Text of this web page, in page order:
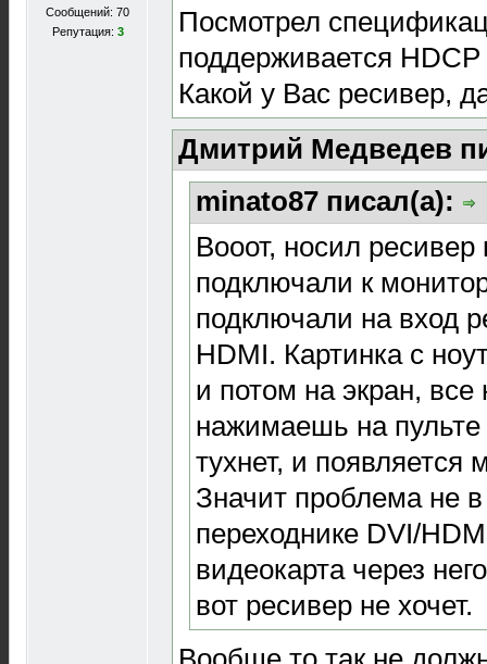
Сообщений: 70
Репутация: 3
Посмотрел
поддерживается HDCP
Какой у Вас ресивер,
Дмитрий Медведев
minato87 писал(а):
Вооот, носил ресивер
подключали к
подключали на вход
HDMI. Картинка с
и потом на экран, все
нажимаешь на
тухнет, и появляется
Значит проблема не
переходнике DVI/
видеокарта через
вот ресивер не хочет.